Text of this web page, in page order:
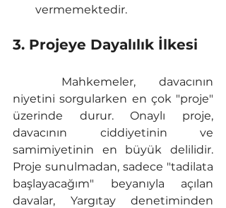
vermemektedir.
3. Projeye Dayalılık İlkesi
niyetini sorgularken en çok "proje"
üzerinde durur. Onaylı proje,
davacının ciddiyetinin ve
samimiyetinin en büyük delilidir.
Proje sunulmadan, sadece "tadilata
başlayacağım" beyanıyla açılan
davalar, Yargıtay denetiminden